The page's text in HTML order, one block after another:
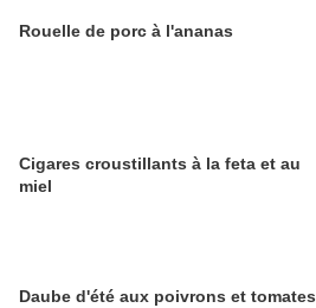
Rouelle de porc à l'ananas
Cigares croustillants à la feta et au
miel
Daube d'été aux poivrons et tomates